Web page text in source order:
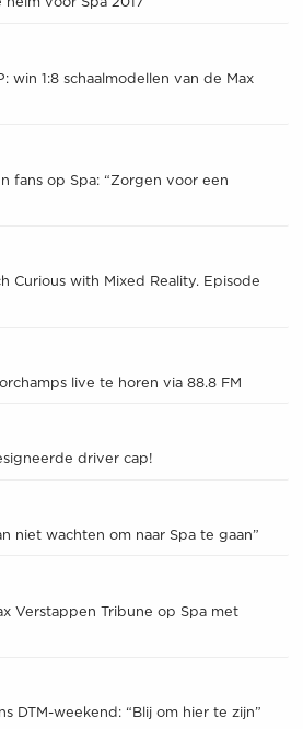
helm voor Spa 2017
win 1:8 schaalmodellen van de Max
fans op Spa: “Zorgen voor een
Curious with Mixed Reality. Episode
live te horen via 88.8 FM
driver cap!
niet wachten om naar Spa te gaan”
Verstappen Tribune op Spa met
DTM-weekend: “Blij om hier te zijn”